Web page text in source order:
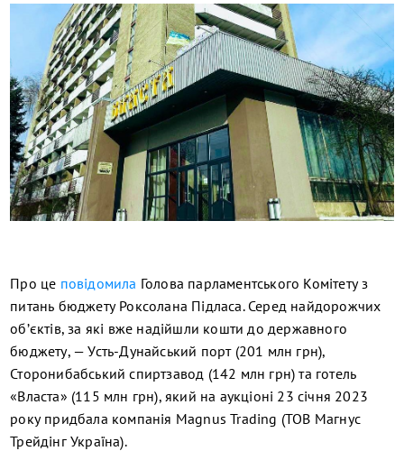
Про це повідомила Голова парламентського Комітету з
питань бюджету Роксолана Підласа. Серед найдорожчих
об’єктів, за які вже надійшли кошти до державного
бюджету, — Усть-Дунайський порт (201 млн грн),
Сторонибабський спиртзавод (142 млн грн) та готель
«Власта» (115 млн грн), який на аукціоні 23 січня 2023
року придбала компанія Magnus Trading (ТОВ Магнус
Трейдінг Україна).